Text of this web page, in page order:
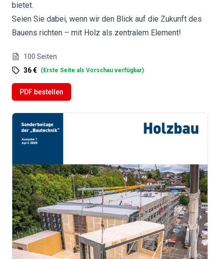
bietet.
Seien Sie dabei, wenn wir den Blick auf die Zukunft des
Bauens richten – mit Holz als zentralem Element!
100 Seiten
36 €
( Erste Seite als Vorschau verfügbar)
PDF bestellen